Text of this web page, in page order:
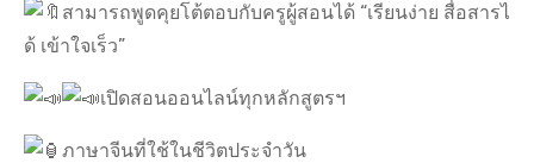
สามารถพูดคุยโต้ตอบกับครูผู้สอนได้ “เรียนง่าย สื่อสารไ
ด้ เข้าใจเร็ว”
เปิดสอนออนไลน์ทุกหลักสูตรฯ
ภาษาจีนที่ใช้ในชีวิตประจำวัน